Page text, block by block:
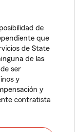
de
que
de State
de las
ser
y
y
contratista